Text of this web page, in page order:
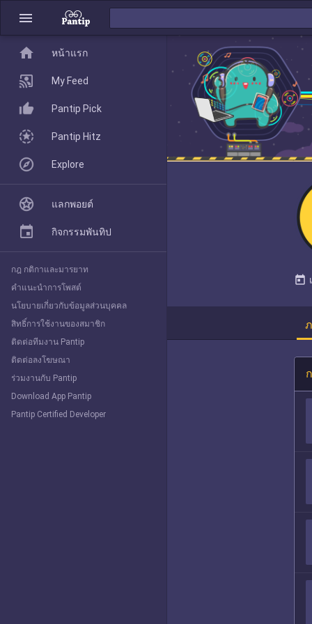
menu
today
home
Pantip Pick
Explore
home หน้าแรก
My Feed
Pantip Pick
Pantip Hitz
Explore
แลกพอยต์
กิจกรรมพันทิป
กฎ กติกาและมารยาท
คำแนะนำการโพสต์
นโยบายเกี่ยวกับข้อมูลส่วนบุคคล
สิทธิ์การใช้งานของสมาชิก
ติดต่อทีมงาน Pantip
ติดต่อลงโฆษณา
ร่วมงานกับ Pantip
Download App Pantip
Pantip Certified Developer